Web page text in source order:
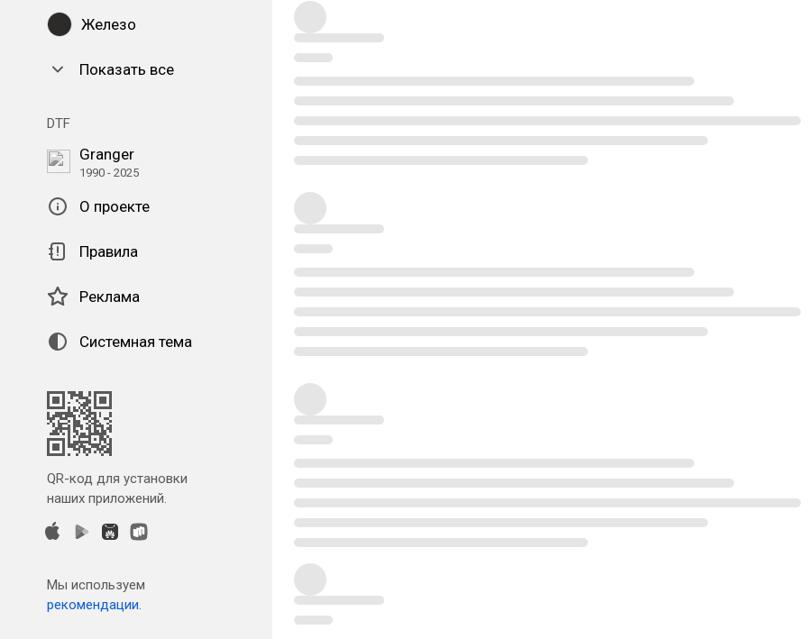
Железо
Показать все
DTF
Granger
1990 - 2025
О проекте
Правила
Реклама
Системная тема
QR-код для установки
наших приложений.
Мы используем
рекомендации.